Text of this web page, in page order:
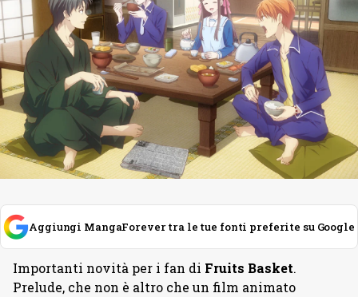
Aggiungi MangaForever tra le tue fonti preferite su Google
Importanti novità per i fan di Fruits Basket.
Prelude, che non è altro che un film animato